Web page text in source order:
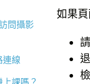
問攝影
連線
課嗎？
如果